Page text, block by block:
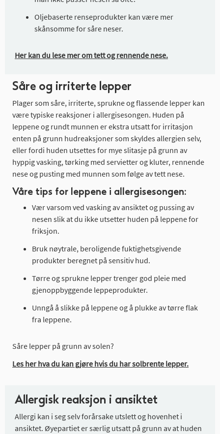
Oljebaserte renseprodukter kan være mer
skånsomme for såre neser.
Her kan du lese mer om tett og rennende nese.
Såre og irriterte lepper
Plager som såre, irriterte, sprukne og flassende lepper kan
være typiske reaksjoner i allergisesongen. Huden på
leppene og rundt munnen er ekstra utsatt for irritasjon
enten på grunn hudreaksjoner som skyldes allergien selv,
eller fordi huden utsettes for mye slitasje på grunn av
hyppig vasking, tørking med servietter og kluter, rennende
nese og pusting med munnen som følge av tett nese.
Våre tips for leppene i allergisesongen:
Vær varsom ved vasking av ansiktet og pussing av
nesen slik at du ikke utsetter huden på leppene for
friksjon.
Bruk nøytrale, beroligende fuktighetsgivende
produkter beregnet på sensitiv hud.
Tørre og sprukne lepper trenger god pleie med
gjenoppbyggende leppeprodukter.
Unngå å slikke på leppene og å plukke av tørre flak
fra leppene.
Såre lepper på grunn av solen?
Les her hva du kan gjøre hvis du har solbrente lepper.
Allergisk reaksjon i ansiktet
Allergi kan i seg selv forårsake utslett og hovenhet i
ansiktet. Øyepartiet er særlig utsatt på grunn av at huden